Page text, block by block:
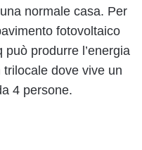
normale casa. Per
fotovoltaico
può produrre l’energia
dove vive un
4 persone.